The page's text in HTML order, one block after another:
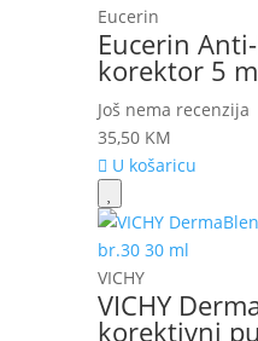
Eucerin
Eucerin
korektor 5
Još nema recenzija
35,50 KM
U košaricu
VICHY
VICHY
korektivni